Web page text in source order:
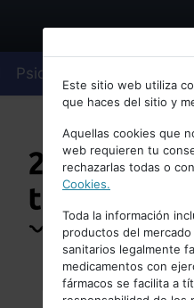
Bienvenid@ a
Escribe tu Email
Accede o regístrate
Psiquiatría
Este sitio web utiliza
que haces del sitio y
Aquellas cookies que
web requieren tu
rechazarlas todas o
Cookies.
Toda la información
productos del
sanitarios legalmente
medicamentos con
fármacos se facilita a
responsabilidad de los